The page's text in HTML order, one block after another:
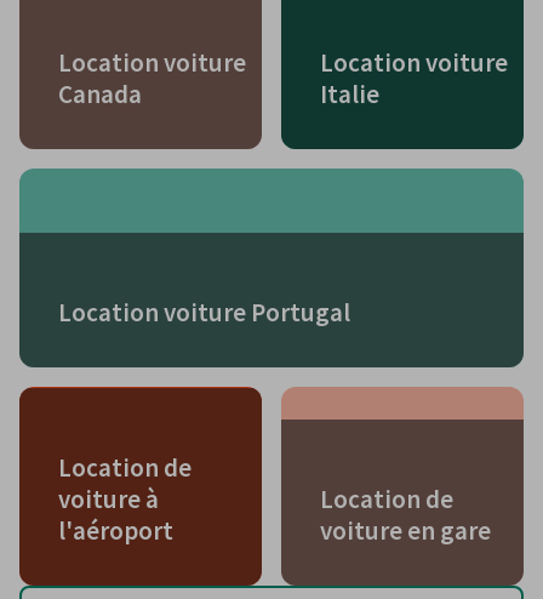
Location voiture
Canada
Location voiture
Italie
Location voiture Portugal
Location de
voiture à
l'aéroport
Location de
voiture en gare